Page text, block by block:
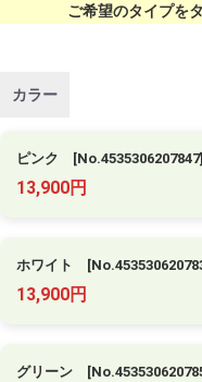
ご希望のタイプを
カラー
ピンク [No.4535306207847]
13,900円
ホワイト
13,900円
グリーン